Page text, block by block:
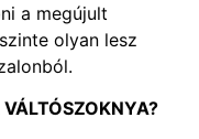
a megújult
olyan lesz